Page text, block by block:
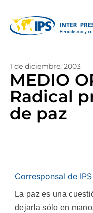
1 de diciembre, 2003
MEDIO
Radical
de paz
Corresponsal de IPS
La paz es una
dejarla sólo en